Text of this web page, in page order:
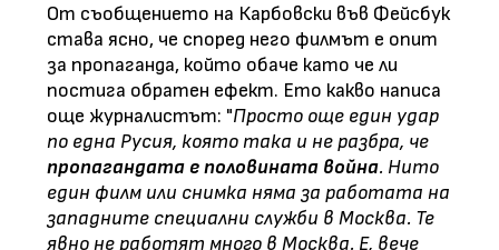
От съобщението на Карбовски във Фейсбук
става ясно, че според него филмът е опит
за пропаганда, който обаче като че ли
постига обратен ефект. Ето какво написа
още журналистът: "Просто още един удар
по една Русия, която така и не разбра, че
пропагандата е половината война. Нито
един филм или снимка няма за работата на
западните специални служби в Москва. Те
явно не работят много в Москва. Е, вече